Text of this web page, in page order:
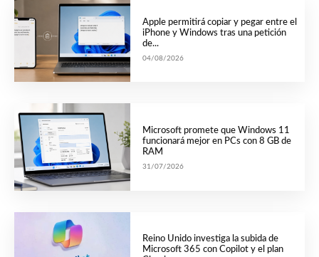
Apple permitirá copiar y pegar entre el
iPhone y Windows tras una petición
de...
04/08/2026
Microsoft promete que Windows 11
funcionará mejor en PCs con 8 GB de
RAM
31/07/2026
Reino Unido investiga la subida de
Microsoft 365 con Copilot y el plan